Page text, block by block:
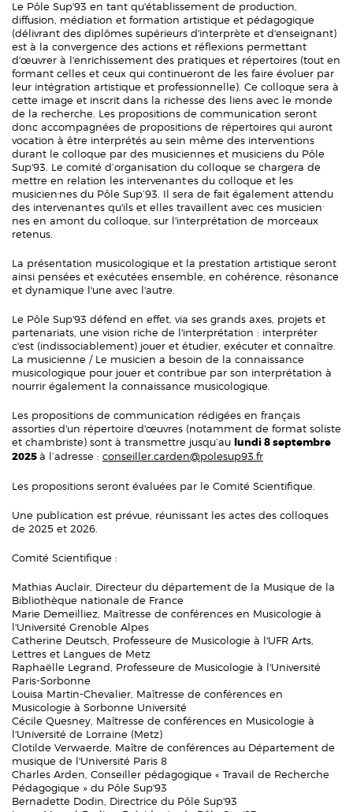
Le Pôle Sup'93 en tant qu'établissement de production,
diffusion, médiation et formation artistique et pédagogique
(délivrant des diplômes supérieurs d'interprète et d'enseignant)
est à la convergence des actions et réflexions permettant
d'œuvrer à l'enrichissement des pratiques et répertoires (tout en
formant celles et ceux qui continueront de les faire évoluer par
leur intégration artistique et professionnelle). Ce colloque sera à
cette image et inscrit dans la richesse des liens avec le monde
de la recherche. Les propositions de communication seront
donc accompagnées de propositions de répertoires qui auront
vocation à être interprétés au sein même des interventions
durant le colloque par des musiciennes et musiciens du Pôle
Sup'93. Le comité d’organisation du colloque se chargera de
mettre en relation les intervenant⸱es du colloque et les
musicien⸱nes du Pôle Sup’93. Il sera de fait également attendu
des intervenant⸱es qu'ils et elles travaillent avec ces musicien⸱
nes en amont du colloque, sur l'interprétation de morceaux
retenus.
La présentation musicologique et la prestation artistique seront
ainsi pensées et exécutées ensemble, en cohérence, résonance
et dynamique l'une avec l'autre.
Le Pôle Sup'93 défend en effet, via ses grands axes, projets et
partenariats, une vision riche de l'interprétation : interpréter
c'est (indissociablement) jouer et étudier, exécuter et connaître.
La musicienne / Le musicien a besoin de la connaissance
musicologique pour jouer et contribue par son interprétation à
nourrir également la connaissance musicologique.
Les propositions de communication rédigées en français
assorties d'un répertoire d'œuvres (notamment de format soliste
et chambriste) sont à transmettre jusqu’au lundi 8 septembre
2025 à l’adresse : conseiller.carden@polesup93.fr
Les propositions seront évaluées par le Comité Scientifique.
Une publication est prévue, réunissant les actes des colloques
de 2025 et 2026.
Comité Scientifique :
Mathias Auclair, Directeur du département de la Musique de la
Bibliothèque nationale de France
Marie Demeilliez, Maîtresse de conférences en Musicologie à
l'Université Grenoble Alpes
Catherine Deutsch, Professeure de Musicologie à l'UFR Arts,
Lettres et Langues de Metz
Raphaëlle Legrand, Professeure de Musicologie à l'Université
Paris-Sorbonne
Louisa Martin-Chevalier, Maîtresse de conférences en
Musicologie à Sorbonne Université
Cécile Quesney, Maîtresse de conférences en Musicologie à
l'Université de Lorraine (Metz)
Clotilde Verwaerde, Maître de conférences au Département de
musique de l'Université Paris 8
Charles Arden, Conseiller pédagogique « Travail de Recherche
Pédagogique » du Pôle Sup'93
Bernadette Dodin, Directrice du Pôle Sup'93